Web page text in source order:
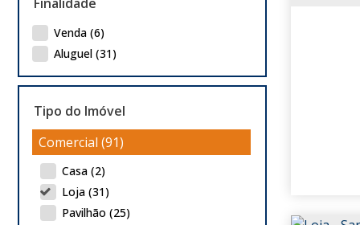
Venda (6)
Aluguel (31)
Tipo do Imóvel
Comercial (91)
Casa (2)
Loja (31)
Pavilhão (25)